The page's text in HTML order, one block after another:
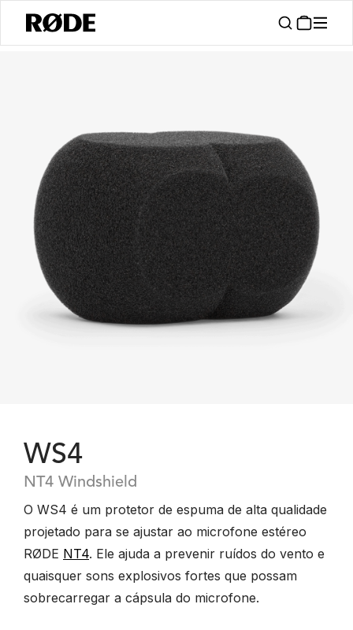
WS4
NT4 Windshield
O WS4 é um protetor de espuma de alta qualidade
projetado para se ajustar ao microfone estéreo
RØDE NT4. Ele ajuda a prevenir ruídos do vento e
quaisquer sons explosivos fortes que possam
sobrecarregar a cápsula do microfone.